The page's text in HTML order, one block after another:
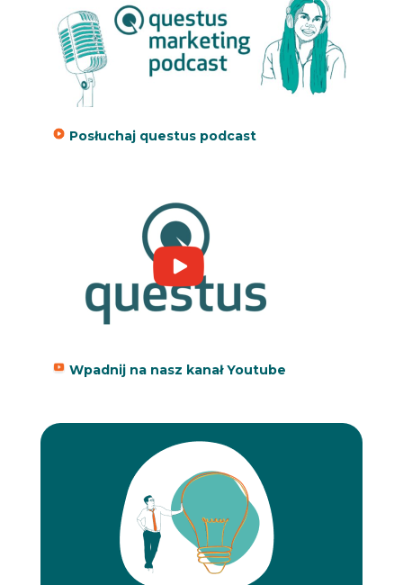
Posłuchaj questus podcast
Wpadnij na nasz kanał Youtube